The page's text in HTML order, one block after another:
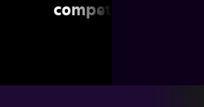
competidor de